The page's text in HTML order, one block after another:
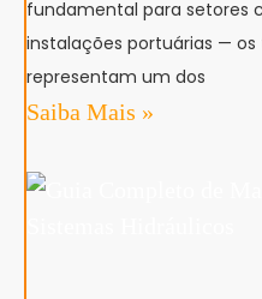
fundamental para setores
instalações portuárias —
representam um dos
Saiba Mais »